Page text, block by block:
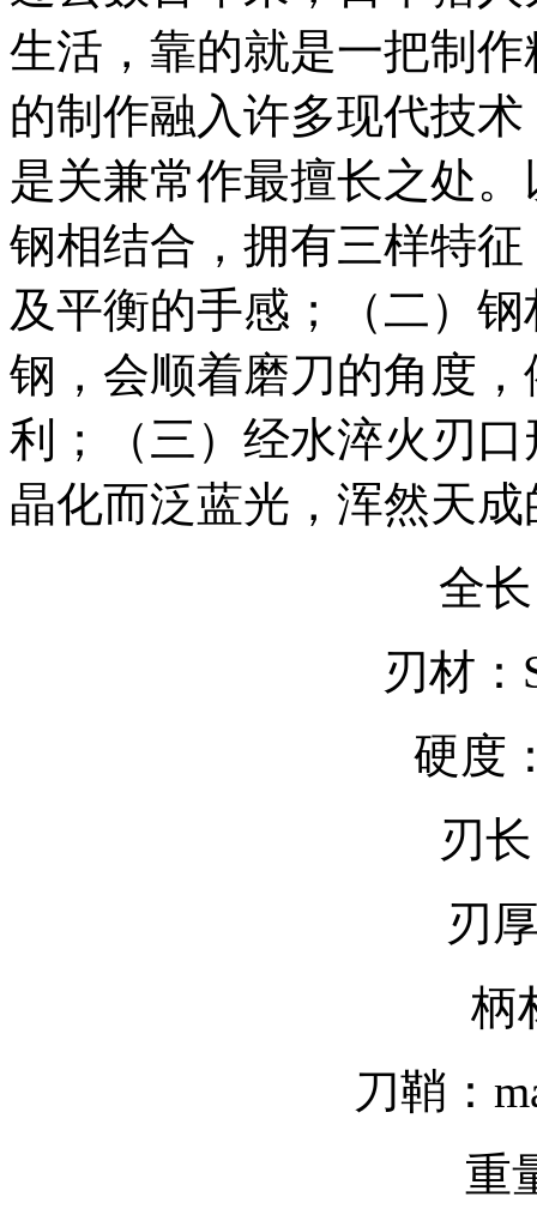
生活，靠的就是一把制
的制作融入许多现代技
是关兼常作最擅长之处
钢相结合，拥有三样特
及平衡的手感；（二）
钢，会顺着磨刀的角度
利；（三）经水淬火刃
晶化而泛蓝光，浑然天
全
刃材：
硬度
刃
刃
柄
刀鞘：
重